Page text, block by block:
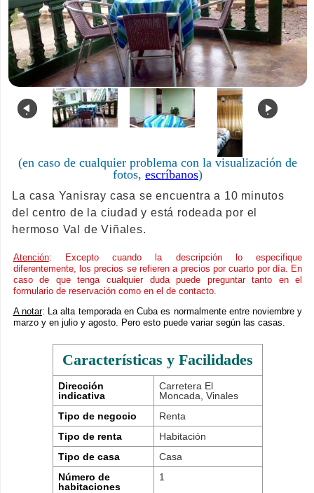
. .
(en caso de cualquier problema con la visualización de
fotos, escríbanos)
La casa Yanisray casa se encuentra a 10 minutos
del centro de la ciudad y está rodeada por el
hermoso Val de Viñales.
Atención: Excepto cuando la descripción lo especifique
diferentemente, los precios se refieren a precios por cuarto por día. En
caso de que tenga cualquier duda puede preguntar tanto en el
formulario de reservación como en el de contacto.
A notar: La alta temporada en Cuba es normalmente entre noviembre y
marzo y en julio y agosto. Pero esto puede variar según las casas.
Características y Facilidades
Dirección
indicativa
Carretera El
Moncada, Vinales
Tipo de negocio
Renta
Tipo de renta
Habitación
Tipo de casa
Casa
Número de
habitaciones
1